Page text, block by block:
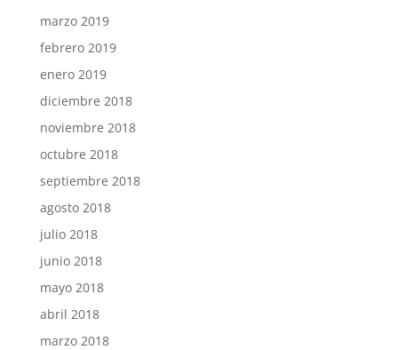
marzo 2019
febrero 2019
enero 2019
diciembre 2018
noviembre 2018
octubre 2018
septiembre 2018
agosto 2018
julio 2018
junio 2018
mayo 2018
abril 2018
marzo 2018